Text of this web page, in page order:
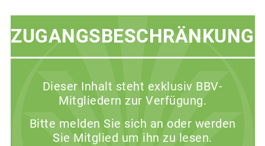
ZUGANGSBESCHRÄNKUNG
Dieser Inhalt steht exklusiv BBV-
Mitgliedern zur Verfügung.
Bitte melden Sie sich an oder werden
Sie Mitglied um ihn zu lesen.